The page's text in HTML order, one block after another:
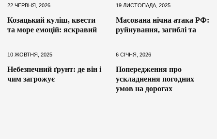
22 ЧЕРВНЯ, 2026
Козацький куліш, квести
та море емоцій: яскравий
19 ЛИСТОПАДА, 2025
Масована нічна атака РФ:
руйнування, загиблі та
10 ЖОВТНЯ, 2025
Небезпечний ґрунт: де він і
чим загрожує
6 СІЧНЯ, 2026
Попередження про
ускладнення погодних
умов на дорогах